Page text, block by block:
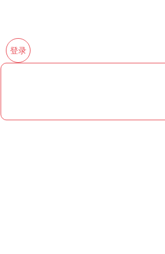
登录